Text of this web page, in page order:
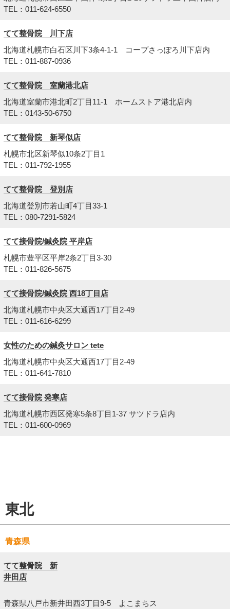
TEL：011-624-6550
てて整骨院 川下店
北海道札幌市白石区川下3条4-1-1 コープさっぽろ川下店内
TEL：011-887-0936
てて整骨院 室蘭港北店
北海道室蘭市港北町2丁目11-1 ホームストア港北店内
TEL：0143-50-6750
てて整骨院 新琴似店
札幌市北区新琴似10条2丁目1
TEL：011-792-1955
てて整骨院 登別店
北海道登別市若山町4丁目33-1
TEL：080-7291-5824
てて接骨院/鍼灸院 平岸店
札幌市豊平区平岸2条2丁目3-30
TEL：011-826-5675
てて接骨院/鍼灸院 西18丁目店
北海道札幌市中央区大通西17丁目2-49
TEL：011-616-6299
女性のための鍼灸サロン tete
北海道札幌市中央区大通西17丁目2-49
TEL：011-641-7810
てて接骨院 発寒店
北海道札幌市西区発寒5条8丁目1-37 サツドラ店内
TEL：011-600-0969
東北
青森県
てて整骨院 新
井田店
青森県八戸市新井田西3丁目9-5 よこまちス